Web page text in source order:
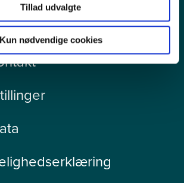
Tillad udvalgte
Kun nødvendige cookies